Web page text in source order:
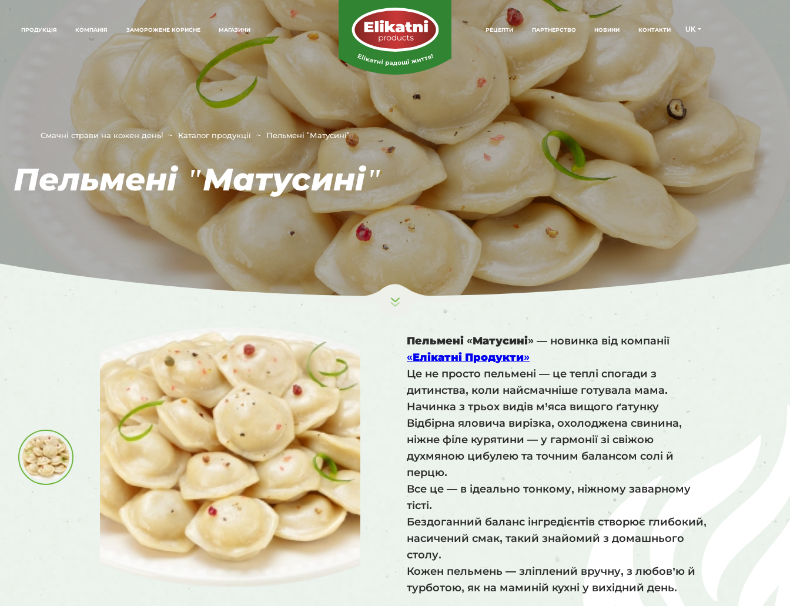
ПРОДУКЦІЯ КОМПАНІЯ ЗАМОРОЖЕНЕ КОРИСНЕ МАГАЗИНИ РЕЦЕПТИ ПАРТНЕРСТВО НОВИНИ КОНТАКТИ UK
Смачні страви на кожен день! Каталог продукції Пельмені "Матусині"
Пельмені "Матусині"
Пельмені «Матусині» — новинка від компанії
«Елікатні Продукти»
Це не просто пельмені — це теплі спогади з
дитинства, коли найсмачніше готувала мама.
Начинка з трьох видів м’яса вищого ґатунку
Відбірна яловича вирізка, охолоджена свинина,
ніжне філе курятини — у гармонії зі свіжою
духмяною цибулею та точним балансом солі й
перцю.
Все це — в ідеально тонкому, ніжному заварному
тісті.
Бездоганний баланс інгредієнтів створює глибокий,
насичений смак, такий знайомий з домашнього
столу.
Кожен пельмень — зліплений вручну, з любов’ю й
турботою, як на маминій кухні у вихідний день.